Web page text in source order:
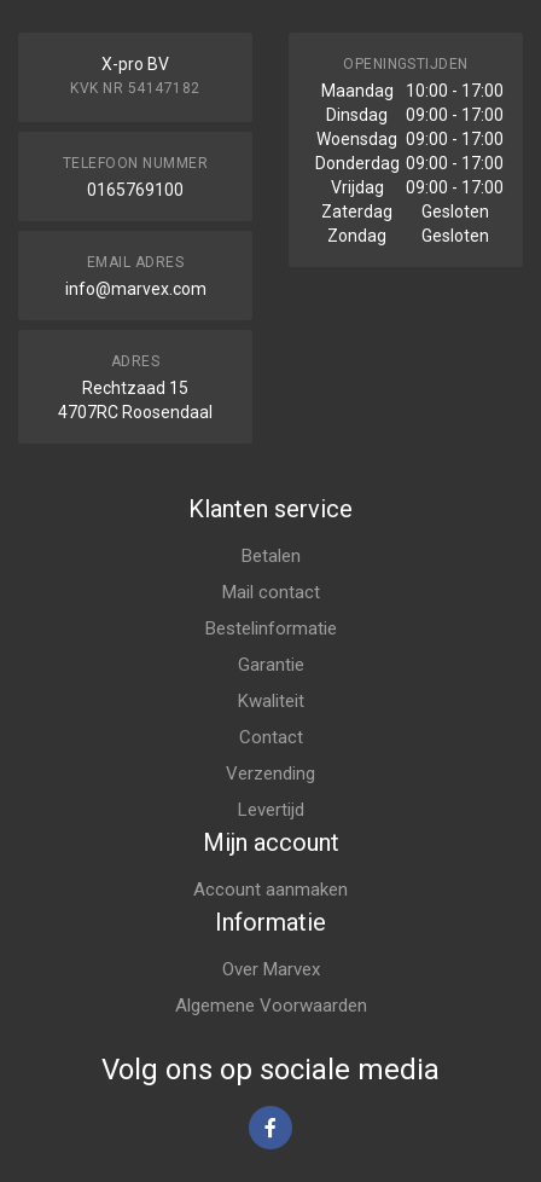
X-pro BV
KVK NR 54147182
TELEFOON NUMMER
0165769100
EMAIL ADRES
info@marvex.com
ADRES
Rechtzaad 15
4707RC Roosendaal
OPENINGSTIJDEN
Maandag
10:00 - 17:00
Dinsdag
09:00 - 17:00
Woensdag 09:00 - 17:00
Donderdag 09:00 - 17:00
Vrijdag
09:00 - 17:00
Zaterdag
Gesloten
Zondag
Gesloten
Klanten service
Betalen
Mail contact
Bestelinformatie
Garantie
Kwaliteit
Contact
Verzending
Levertijd
Mijn account
Account aanmaken
Informatie
Over Marvex
Algemene Voorwaarden
Volg ons op sociale media